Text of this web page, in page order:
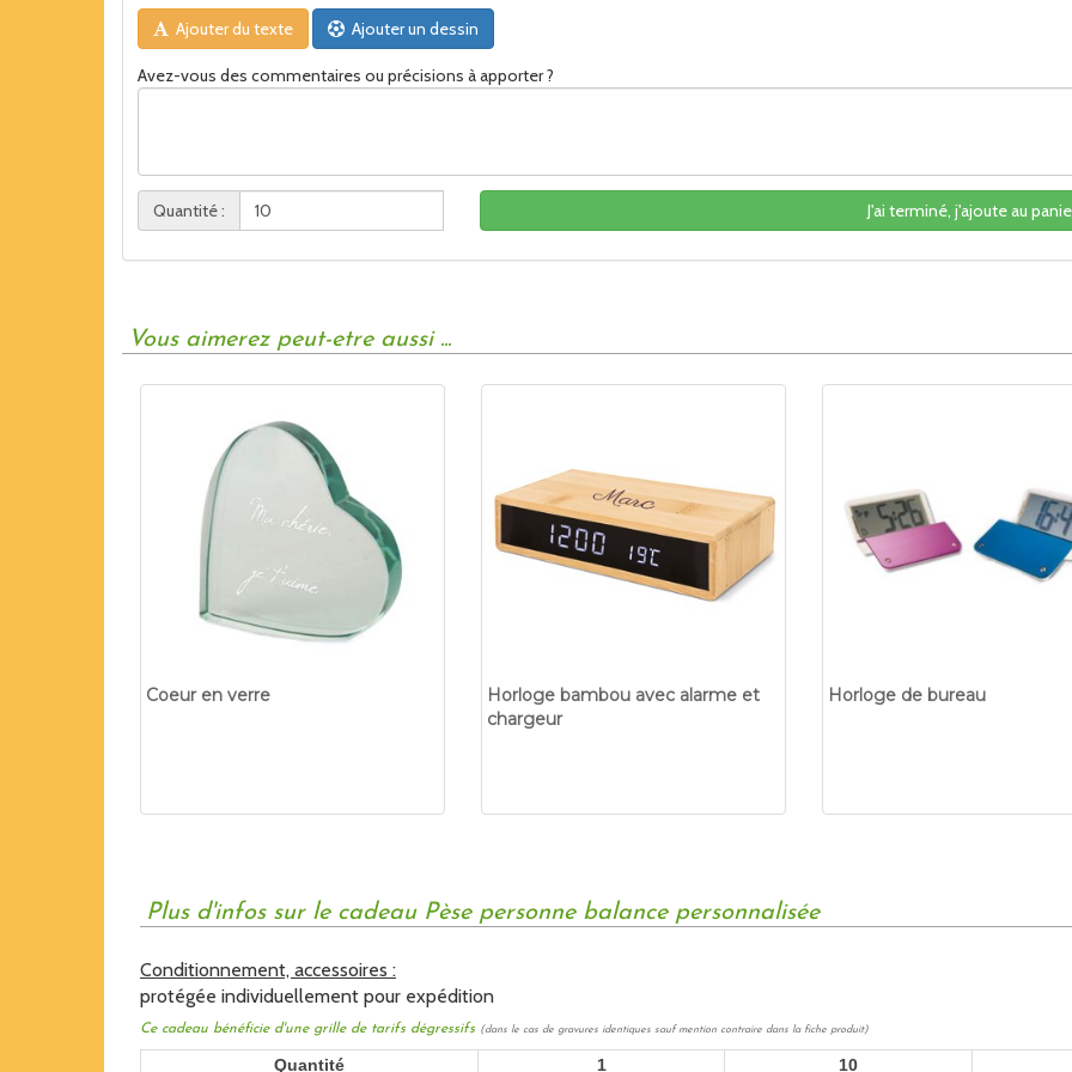
Ajouter du texte Ajouter un dessin
Avez-vous des commentaires ou précisions à apporter ?
Quantité : J'ai terminé, j'ajoute au
Vous aimerez peut-etre aussi ...
Coeur en verre
Horloge bambou avec alarme et
chargeur
Horloge de bureau
Plus d'infos sur le cadeau Pèse personne balance personnalisée
Conditionnement, accessoires :
protégée individuellement pour expédition
Ce cadeau bénéficie d'une grille de tarifs dégressifs (dans le cas de gravures identiques sauf mention contraire dans la fiche produit)
Quantité 1 10